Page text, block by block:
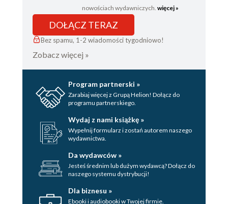
nowościach wydawniczych. więcej »
DOŁĄCZ TERAZ
Bez spamu, 1-2 wiadomości tygodniowo!
Zobacz więcej »
Program partnerski »
Zarabiaj więcej z Grupą Helion! Dołącz do
programu partnerskiego.
Wydaj z nami książkę »
Wypełnij formularz i zostań autorem naszego
wydawnictwa.
Da wydawców »
Jesteś średnim lub dużym wydawcą? Dołącz do
naszego systemu dystrybucji!
Dla biznesu »
Ebooki i audiobooki w Twojej firmie.